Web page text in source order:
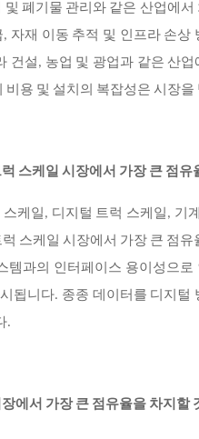
폐기물 관리와 같은 산업에
자재 이동 추적 및 인프라 손
건설, 농업 및 광업과 같은 산
용 및 설치의 복잡성은 시장을
스케일 시장에서 가장 큰 점
케일, 디지털 트럭 스케일, 기
스케일 시장에서 가장 큰 점
템과의 인터페이스 용이성으
됩니다. 종종 데이터를 디지
.
에서 가장 큰 점유율을 차지할